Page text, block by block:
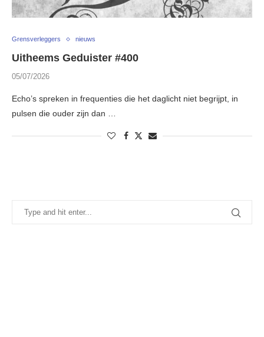
Grensverleggers nieuws
Uitheems Geduister #400
05/07/2026
Echo’s spreken in frequenties die het daglicht niet begrijpt, in
pulsen die ouder zijn dan …